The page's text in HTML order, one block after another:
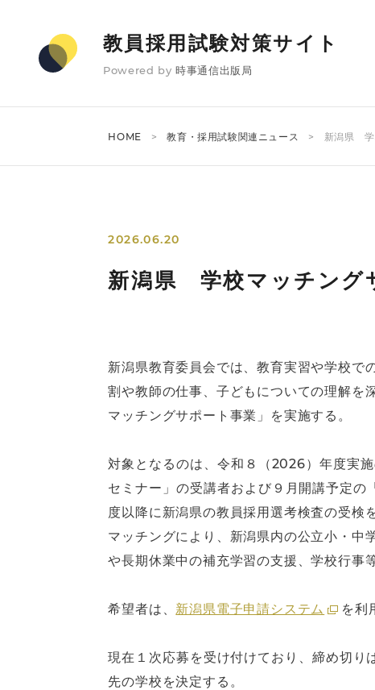
教員採用試験対策サイト
Powered by 時事通信出版局
HOME 教育・採用試験関連ニュース 新潟県 学
2026.06.20
新潟県 学校マッチング
新潟県教育委員会では、教育実習や学校で
割や教師の仕事、子どもについての理解を
マッチングサポート事業」を実施する。
対象となるのは、令和８（2026）年度実
セミナー」の受講者および９月開講予定
度以降に新潟県の教員採用選考検査の受検
マッチングにより、新潟県内の公立小・中
や長期休業中の補充学習の支援、学校行事
希望者は、 新潟県電子申請システム を利
現在１次応募を受け付けており、締め切
先の学校を決定する。